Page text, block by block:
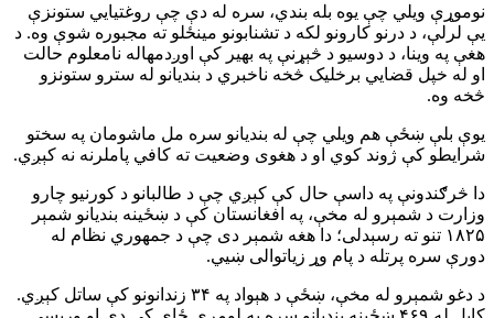
نوموړې ویلي چې یوه بله بندي، سره له دې چې روغتیايي ستونزې
یې لرلې، د درنو کارونو لکه د تشنابونو مینځلو ته مجبوره شوې وه. د
هغې په وینا، د دوسیو د څېړنې په بهیر کې اوږدمهاله نامعلوم حالت
او له خپل قضایي برخلیک څخه ناخبري د بندیانو له سترو ستونزو
څخه وه.
یوې بلې ښځې هم ویلي چې له بندیانو سره مل ماشومان په سختو
شرایطو کې ژوند کوي او د هغوی وضعیت ته کافي پاملرنه نه کېږي.
دا څرګندونې په داسې حال کې کېږي چې د طالبانو د کورنیو چارو
وزارت د شمېرو له مخې، په افغانستان کې د ښځینه بندیانو شمېر
۱۸۲۵ تنو ته رسېدلی؛ دا هغه شمېر دی چې د جمهوري نظام له
دورې سره پرتله د پام وړ زیاتوالی ښيي.
د دغو شمېرو له مخې، ښځې د هېواد په ۳۴ زندانونو کې ساتل کېږي.